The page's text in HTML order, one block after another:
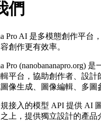
們
Pro AI 是多模態創作平台
創作更有效率。
Pro (nanobananapro.org)
平台，協助創作者、設計
像生成、圖像編輯、多圖
接入的模型 API 提供 AI
上，提供獨立設計的產品